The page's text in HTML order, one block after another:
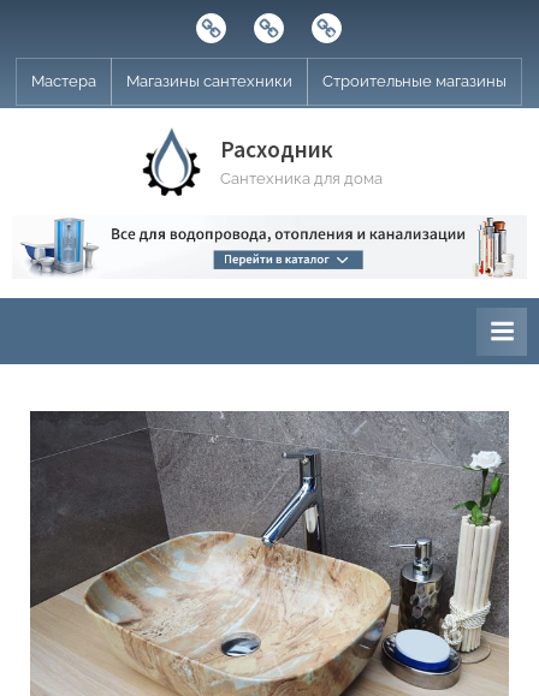
content
Строительные
магазины
МастераМагазины
сантехники
Мастера Магазины сантехники Строительные магазины
Расходник
Сантехника для дома